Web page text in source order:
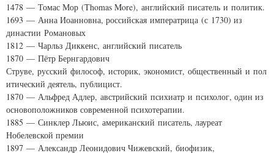
1478 — Томас Мор (Thomas More), английский писатель и политик.
1693 — Анна Иоанновна, российская императрица (с 1730) из
династии Романовых
1812 — Чарльз Диккенс, английский писатель
1870 — Пётр Бернгардович
Струве, русский философ, историк, экономист, общественный и пол
итический деятель, публицист.
1870 — Альфред Адлер, австрийский психиатр и психолог, один из
основоположников современной психотерапии.
1885 — Синклер Льюис, американский писатель, лауреат
Нобелевской премии
1897 — Александр Леонидович Чижевский, биофизик,